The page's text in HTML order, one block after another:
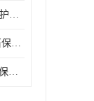
门窗保护膜铝塑板黑白保护膜外墙保温板保护膜
ABS塑料板保护膜 大理石保护膜 缠鱼竿保护膜
pe带胶保护膜铝合金门窗保护不锈钢板保护膜大理石建筑材料保护